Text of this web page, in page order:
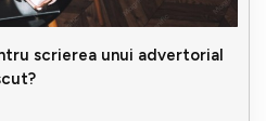
scrierea unui advertorial